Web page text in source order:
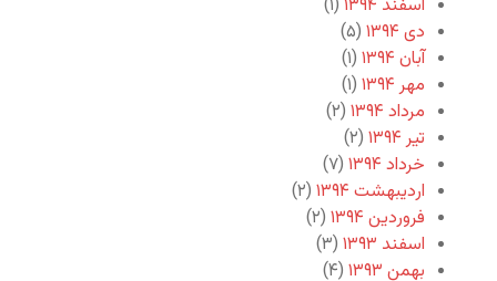
اسفند ۱۳۹۴
(۱)
دی ۱۳۹۴
(۵)
آبان ۱۳۹۴
(۱)
مهر ۱۳۹۴
(۱)
مرداد ۱۳۹۴
(۲)
تیر ۱۳۹۴
(۲)
خرداد ۱۳۹۴
(۷)
اردیبهشت ۱۳۹۴
(۲)
فروردین ۱۳۹۴
(۲)
اسفند ۱۳۹۳
(۳)
بهمن ۱۳۹۳
(۴)